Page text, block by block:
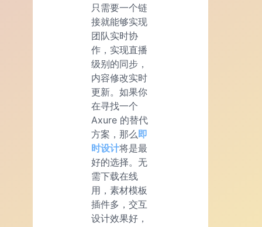
只需要一个链
接就能够实现
团队实时协
作，实现直播
级别的同步，
内容修改实时
更新。如果你
在寻找一个
Axure 的替代
方案，那么即
时设计将是最
好的选择。无
需下载在线
用，素材模板
插件多，交互
设计效果好，